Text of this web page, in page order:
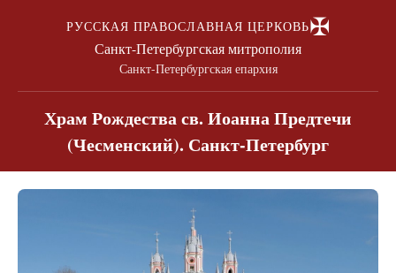
РУССКАЯ ПРАВОСЛАВНАЯ ЦЕРКОВЬ✠
Санкт-Петербургская митрополия
Санкт-Петербургская епархия
Храм Рождества св. Иоанна Предтечи
(Чесменский). Санкт-Петербург